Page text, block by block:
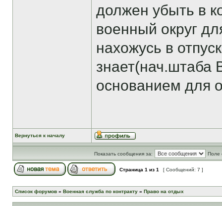
должен убыть в
военный округ
нахожусь в
знает(нач.штаба
основанием для
Вернуться к началу
Показать сообщения за: Поле
Страница 1 из 1 [ Сообщений: 7 ]
Список форумов » Военная служба по контракту » Право на отдых